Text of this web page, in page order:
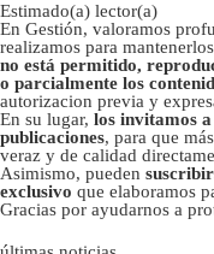
Estimado(a) lector(a)
En Gestión, valoramos
realizamos para
no está permitido,
o parcialmente los
autorizacion previa y
En su lugar, los invitamos
publicaciones, para que
veraz y de calidad
Asimismo, pueden
exclusivo que elaboramos
Gracias por ayudarnos a